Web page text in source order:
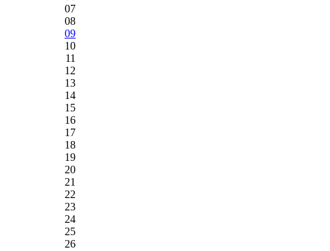
07
08
09
10
11
12
13
14
15
16
17
18
19
20
21
22
23
24
25
26